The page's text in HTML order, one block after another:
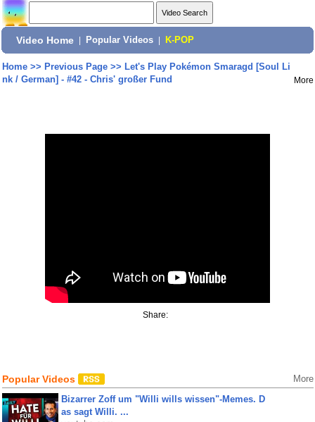
Video Home Popular Videos K-POP
Home>> Previous Page>> Let's Play Pokémon Smaragd [Soul Li
nk / German] - #42 - Chris' großer Fund
More
Share:
Popular Videos More
Bizarrer Zoff um "Willi wills wissen"-Memes. D
as sagt Willi. ...